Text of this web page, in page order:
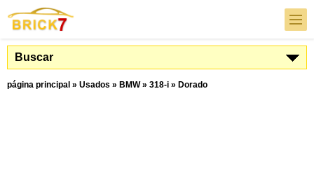
Buscar
página principal » Usados » BMW» 318-i » Dorado